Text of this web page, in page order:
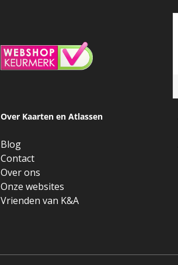
Over Kaarten en Atlassen
Blog
Contact
Over ons
Onze websites
Vrienden van K&A